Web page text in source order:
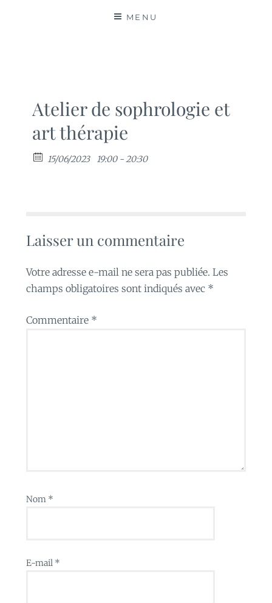
MENU
Atelier de sophrologie et
art thérapie
15/06/2023 19:00 - 20:30
Laisser un commentaire
Votre adresse e-mail ne sera pas publiée. Les
champs obligatoires sont indiqués avec *
Commentaire *
Nom *
E-mail *